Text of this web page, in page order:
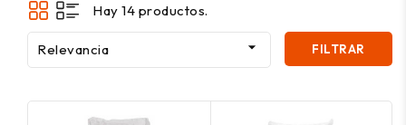
Hay 14 productos.
Relevancia  FILTRAR